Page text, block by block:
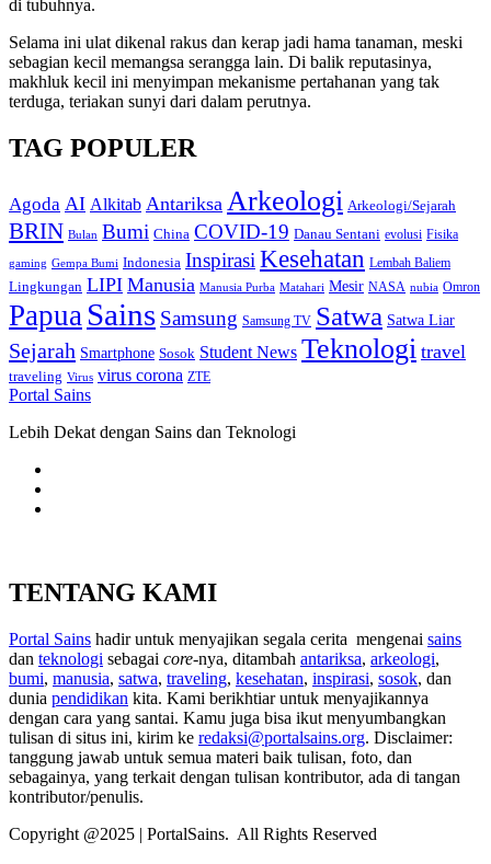
di tubuhnya.
Selama ini ulat dikenal rakus dan kerap jadi hama tanaman, meski
sebagian kecil memangsa serangga lain. Di balik reputasinya,
makhluk kecil ini menyimpan mekanisme pertahanan yang tak
terduga, teriakan sunyi dari dalam perutnya.
TAG POPULER
Agoda AI Alkitab Antariksa Arkeologi Arkeologi/Sejarah
BRIN Bulan Bumi China COVID-19 Danau Sentani evolusi Fisika
gaming Gempa Bumi Indonesia InspirasiKesehatan Lembah Baliem
Lingkungan LIPI Manusia Manusia Purba Matahari Mesir NASA nubia Omron
Papua Sains Samsung Samsung TV Satwa Satwa Liar
Sejarah Smartphone Sosok Student News Teknologi travel
traveling Virus virus corona ZTE
Portal Sains
Lebih Dekat dengan Sains dan Teknologi
TENTANG KAMI
Portal Sains hadir untuk menyajikan segala cerita mengenai sains
dan teknologi sebagai core-nya, ditambah antariksa, arkeologi,
bumi, manusia, satwa, traveling, kesehatan, inspirasi, sosok, dan
dunia pendidikan kita. Kami berikhtiar untuk menyajikannya
dengan cara yang santai. Kamu juga bisa ikut menyumbangkan
tulisan di situs ini, kirim ke redaksi@portalsains.org. Disclaimer:
tanggung jawab untuk semua materi baik tulisan, foto, dan
sebagainya, yang terkait dengan tulisan kontributor, ada di tangan
kontributor/penulis.
Copyright @2025 | PortalSains. All Rights Reserved